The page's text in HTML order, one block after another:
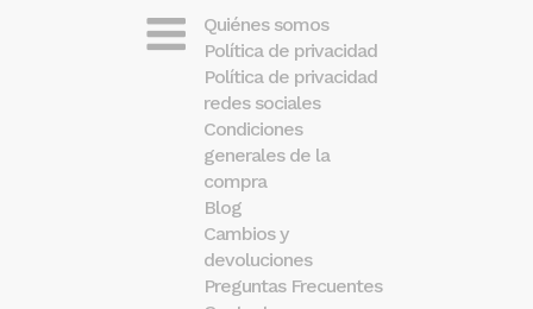
Quiénes somos
Política de privacidad
Política de privacidad
redes sociales
Condiciones
generales de la
compra
Blog
Cambios y
devoluciones
Preguntas Frecuentes